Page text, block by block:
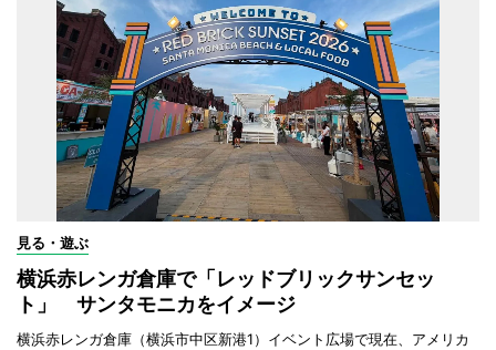
見る・遊ぶ
横浜赤レンガ倉庫で「レッドブリックサンセッ
ト」 サンタモニカをイメージ
横浜赤レンガ倉庫（横浜市中区新港1）イベント広場で現在、アメリカ